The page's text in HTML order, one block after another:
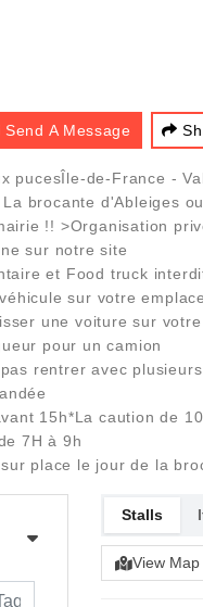
Send A Message
pucesÎle-de-France -
brocante d'Ableiges
!! >Organisation
sur notre site
et Food truck
sur votre
une voiture sur
pour un camion
rentrer avec
15h*La caution de
7H à 9h
place le jour de la
Stalls
View Map